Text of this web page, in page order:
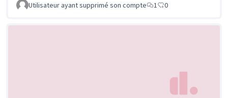
Utilisateur ayant supprimé son compte 1 0